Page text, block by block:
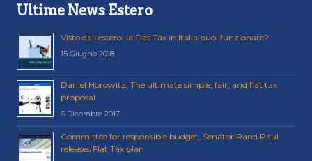
Ultime News Estero
Visto dall’estero: la Flat Tax in Italia puo’ funzionare?
15 Giugno 2018
Daniel Horowitz, The ultimate simple, fair, and flat tax
proposal
6 Dicembre 2017
Committee for responsible budget, Senator Rand Paul
releases Flat Tax plan